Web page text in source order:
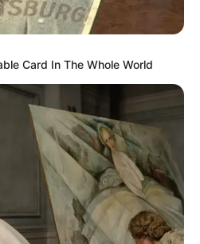
Card In The Whole World